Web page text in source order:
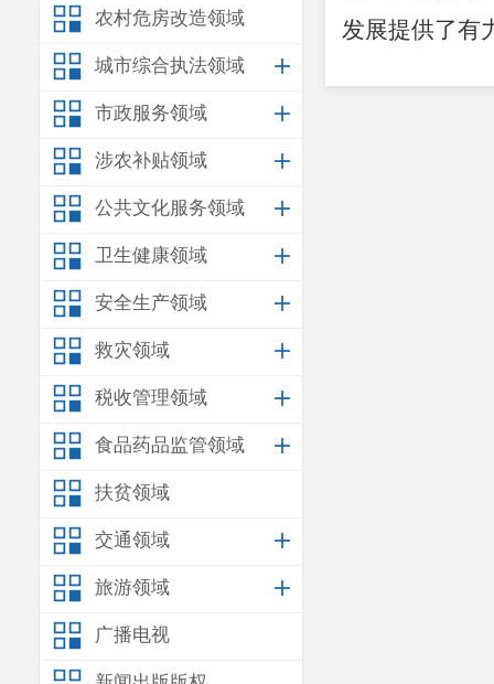
农村危房改造领域
城市综合执法领域
市政服务领域
涉农补贴领域
公共文化服务领域
卫生健康领域
安全生产领域
救灾领域
税收管理领域
食品药品监管领域
扶贫领域
交通领域
旅游领域
广播电视
发展提供了有